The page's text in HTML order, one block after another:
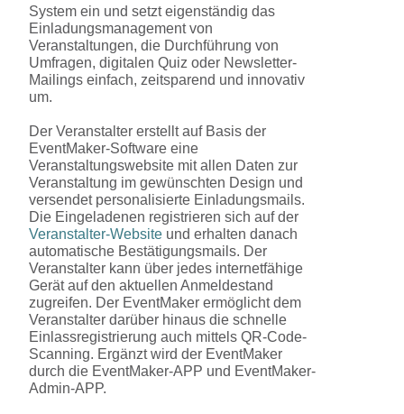
System ein und setzt eigenständig das
Einladungsmanagement von
Veranstaltungen, die Durchführung von
Umfragen, digitalen Quiz oder Newsletter-
Mailings einfach, zeitsparend und innovativ
um.
Der Veranstalter erstellt auf Basis der
EventMaker-Software eine
Veranstaltungswebsite mit allen Daten zur
Veranstaltung im gewünschten Design und
versendet personalisierte Einladungsmails.
Die Eingeladenen registrieren sich auf der
Veranstalter-Website und erhalten danach
automatische Bestätigungsmails. Der
Veranstalter kann über jedes internetfähige
Gerät auf den aktuellen Anmeldestand
zugreifen. Der EventMaker ermöglicht dem
Veranstalter darüber hinaus die schnelle
Einlassregistrierung auch mittels QR-Code-
Scanning. Ergänzt wird der EventMaker
durch die EventMaker-APP und EventMaker-
Admin-APP.